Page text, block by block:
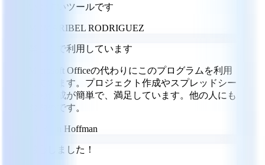
いやすいツールです
MARIBEL RODRIGUEZ
楽しんで利用しています
Microsoft Officeの代わりにこのプログラムを利用
しています。プロジェクト作成やスプレッドシー
トの作成が簡単で、満足しています。他の人にも
お勧めです。
Ryan Hoffman
感心しました！